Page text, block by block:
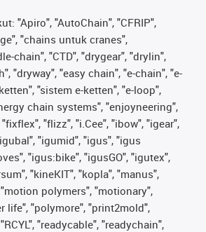
"Apiro", "AutoChain", "CFRIP",
"chains untuk cranes",
chain", "CTD", "drygear", "drylin",
"dryway", "easy chain", "e-chain", "e-
"sistem e-ketten", "e-loop",
chain systems", "enjoyneering",
"flizz", "i.Cee", "ibow", "igear",
"igumid", "igus", "igus
"igus:bike", "igusGO", "igutex",
"kineKIT", "kopla", "manus",
polymers", "motionary",
life", "polymore", "print2mold",
"readycable", "readychain",